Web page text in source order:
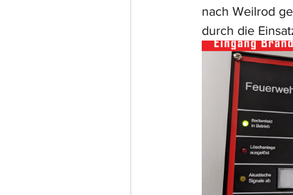
nach Weilrod
durch die